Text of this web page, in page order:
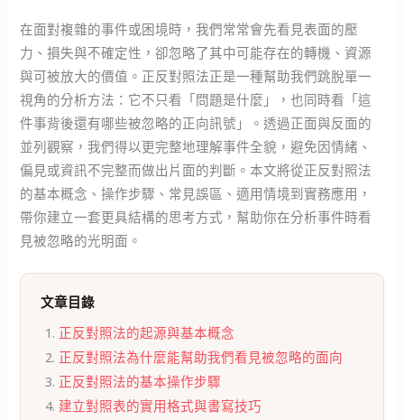
在面對複雜的事件或困境時，我們常常會先看見表面的壓
力、損失與不確定性，卻忽略了其中可能存在的轉機、資源
與可被放大的價值。正反對照法正是一種幫助我們跳脫單一
視角的分析方法：它不只看「問題是什麼」，也同時看「這
件事背後還有哪些被忽略的正向訊號」。透過正面與反面的
並列觀察，我們得以更完整地理解事件全貌，避免因情緒、
偏見或資訊不完整而做出片面的判斷。本文將從正反對照法
的基本概念、操作步驟、常見誤區、適用情境到實務應用，
帶你建立一套更具結構的思考方式，幫助你在分析事件時看
見被忽略的光明面。
文章目錄
正反對照法的起源與基本概念
正反對照法為什麼能幫助我們看見被忽略的面向
正反對照法的基本操作步驟
建立對照表的實用格式與書寫技巧